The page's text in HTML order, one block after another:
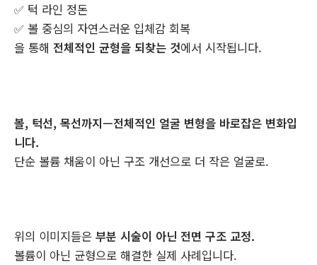
✅ 턱 라인 정돈
✅ 볼 중심의 자연스러운 입체감 회복
을 통해 전체적인 균형을 되찾는 것에서 시작됩니다.
볼, 턱선, 목선까지—전체적인 얼굴 변형을 바로잡은 변화입
니다.
단순 볼륨 채움이 아닌 구조 개선으로 더 작은 얼굴로.
위의 이미지들은 부분 시술이 아닌 전면 구조 교정.
볼륨이 아닌 균형으로 해결한 실제 사례입니다.